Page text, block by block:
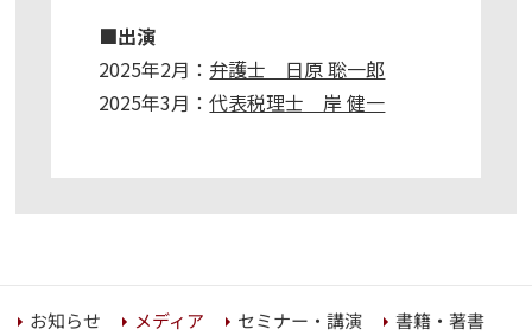
■出演
2025年2月： 弁護士 日原 聡一郎
2025年3月：代表税理士 岸 健一
お知らせ メディア セミナー・講演 書籍・著書